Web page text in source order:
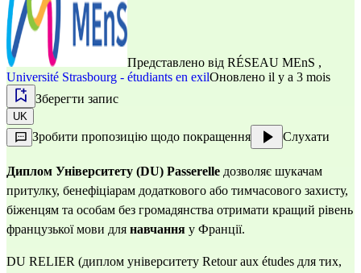
Представлено від RÉSEAU MEnS ,
Université Strasbourg - étudiants en exilОновлено il y a 3 mois
Зберегти запис
UK
Зробити пропозицію щодо покращення Слухати
Диплом Університету (DU) Passerelle дозволяє шукачам
притулку, бенефіціарам додаткового або тимчасового захисту,
біженцям та особам без громадянства отримати кращий рівень
французької мови для навчання у Франції.
DU RELIER (диплом університету Retour aux études для тих,